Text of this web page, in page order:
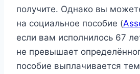
получите. Однако вы
на социальное пособие (
если вам исполнилось 67
не превышает
пособие выплачивается